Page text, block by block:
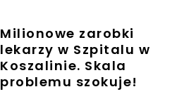
Milionowe zarobki
lekarzy w Szpitalu w
Koszalinie. Skala
problemu szokuje!